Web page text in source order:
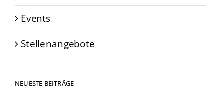
Events
Stellenangebote
NEUESTE BEITRÄGE